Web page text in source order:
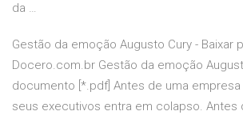
da …
Gestão da emoção Augusto Cury - Baixar
Docero.com.br Gestão da emoção
documento [*.pdf] Antes de uma empresa
seus executivos entra em colapso. Antes